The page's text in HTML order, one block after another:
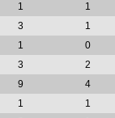
1
1
3
1
1
0
3
2
9
4
1
1